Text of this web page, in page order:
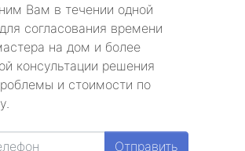
Вам в течении одной
согласования времени
на дом и более
консультации решения
и стоимости по
Отправить